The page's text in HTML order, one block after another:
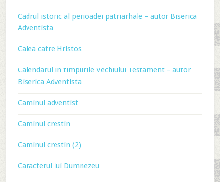
Cadrul istoric al perioadei patriarhale – autor Biserica
Adventista
Calea catre Hristos
Calendarul in timpurile Vechiului Testament – autor
Biserica Adventista
Caminul adventist
Caminul crestin
Caminul crestin (2)
Caracterul lui Dumnezeu